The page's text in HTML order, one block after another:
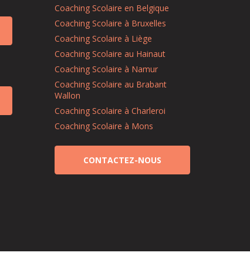
Coaching Scolaire en Belgique
Coaching Scolaire à Bruxelles
Coaching Scolaire à Liège
Coaching Scolaire au Hainaut
Coaching Scolaire à Namur
Coaching Scolaire au Brabant
Wallon
Coaching Scolaire à Charleroi
Coaching Scolaire à Mons
CONTACTEZ-NOUS